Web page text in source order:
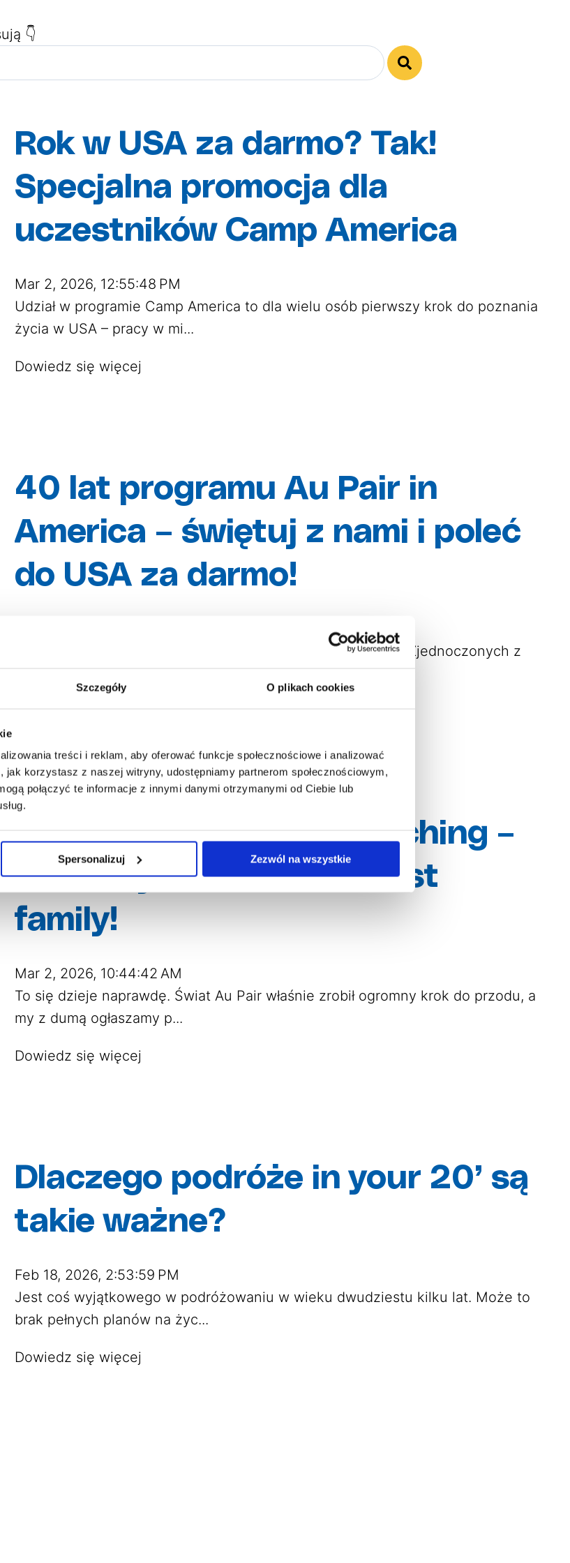
Szczegóły O plikach cookies
treści i reklam, aby oferować funkcje społecznościowe i analizować
korzystasz z naszej witryny, udostępniamy partnerom społecznościowym,
połączyć te informacje z innymi danymi otrzymanymi od Ciebie lub
Spersonalizuj Zezwól na wszystkie
👇
Rok w USA za darmo? Tak!
Specjalna promocja dla
uczestników Camp America
Mar 2, 2026, 12:55:48 PM
Udział w programie Camp America to dla wielu osób pierwszy krok do poznania
życia w USA – pracy w mi...
Dowiedz się więcej
40 lat programu Au Pair in
America – świętuj z nami i poleć
do USA za darmo!
W 1986 roku pierwsza grupa au pair wylądowała w Stanach Zjednoczonych z
Tylko u nas: Mutual Matching –
rewolucja w szukaniu host
family!
Mar 2, 2026, 10:44:42 AM
To się dzieje naprawdę. Świat Au Pair właśnie zrobił ogromny krok do przodu, a
my z dumą ogłaszamy p...
Dowiedz się więcej
Dlaczego podróże in your 20’ są
takie ważne?
Feb 18, 2026, 2:53:59 PM
Jest coś wyjątkowego w podróżowaniu w wieku dwudziestu kilku lat. Może to
brak pełnych planów na życ...
Dowiedz się więcej